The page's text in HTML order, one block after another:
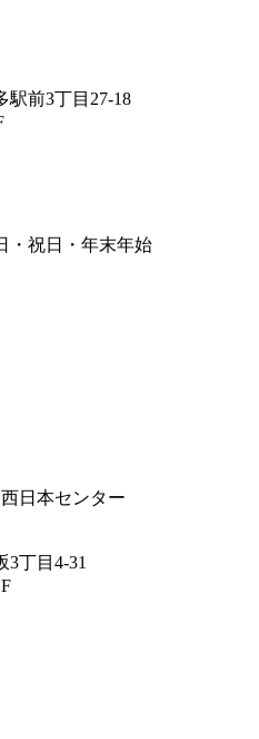
駅前3丁目27-18
・祝日・年末年始
丁目4-31